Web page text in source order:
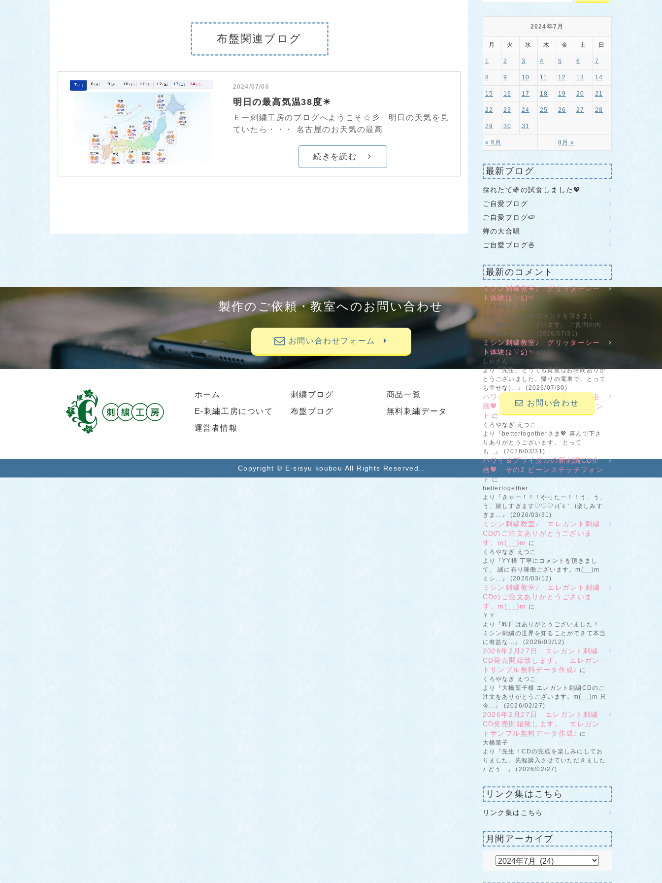
布盤関連ブログ
2024/07/06
明日の最高気温38度☀
Ｅー刺繍工房のブログへようこそ☆彡 明日の天気を見
ていたら・・・ 名古屋のお天気の最高
続きを読む
2024年7月
月 火 水 木 金 土 日
« 6月 8月 »
1 2 3 4 5 6 7
8 9 10 11 12 13 14
15 16 17 18 19 20 21
22 23 24 25 26 27 28
29 30 31
最新ブログ
採れたて🍇の試食しました💖
ご自愛ブログ
ご自愛ブログ🍉
蝉の大合唱
ご自愛ブログ🍜
最新のコメント
ミシン刺繍教室♪ グリッターシー
ト体験(≧▽≦)✨
くろやなぎ えつこ
より『しおさん様 コメントを頂きまし
て、誠に有難うございます。 ご質問の内
容が濃かった...』 (2026/07/31)
ミシン刺繍教室♪ グリッターシー
ト体験(≧▽≦)✨ に
しおさん
より『先生、とっても貴重なお時間ありが
とうございました。帰りの電車で、とって
も幸せな(...』 (2026/07/30)
ハワイ＆ブライダルの新刺繍CD企
画💖 その2 ビーンステッチフォン
ト
に
くろやなぎ えつこ
より『bettertogetherさま💖 喜んで下さ
りありがとうございます。 とって
も...』 (2026/03/31)
ハワイ＆ブライダルの新刺繍CD企
画💖 その2 ビーンステッチフォン
トに
bettertogether
より『きゃー！！！やったー！！う、う、
う、嬉しすぎます♡♡♡♪(´ε｀ )楽しみす
ぎま...』 (2026/03/31)
ミシン刺繍教室♪ エレガント刺繍
CDのご注文ありがとうございま
す。m(__)m に
くろやなぎ えつこ
より『YY様 丁寧にコメントを頂きまし
て、 誠に有り稼働ございます。m(__)m
ミシ...』 (2026/03/12)
ミシン刺繍教室♪ エレガント刺繍
CDのご注文ありがとうございま
す。m(__)m に
ＹＹ
より『昨日はありがとうございました！
ミシン刺繍の世界を知ることができて本当
に有益な...』 (2026/03/12)
2026年2月27日 エレガント刺繍
CD発売開始致します。 エレガン
トサンプル無料データ作成♪ に
くろやなぎ えつこ
より『大橋葉子様 エレガント刺繍CDのご
注文をありがとうございます。m(__)m 只
今...』 (2026/02/27)
2026年2月27日 エレガント刺繍
CD発売開始致します。 エレガン
トサンプル無料データ作成♪ に
大橋葉子
より『先生！CDの完成を楽しみにしてお
りました。先程購入させていただきました
♪ どう...』 (2026/02/27)
リンク集はこちら
リンク集はこちら
月間アーカイブ
製作のご依頼・教室へのお問い合わせ
お問い合わせフォーム
ホーム
E-刺繍工房について
運営者情報
刺繍ブログ
布盤ブログ
商品一覧
無料刺繍データ
お問い合わせ
Copyright © E-sisyu koubou All Rights Reserved..